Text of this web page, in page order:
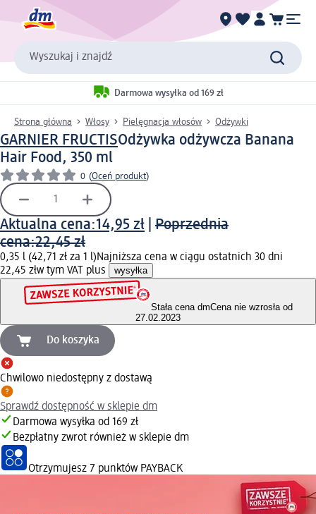
Wyszukaj i znajdź
Darmowa wysyłka od 169 zł
Strona główna Włosy Pielęgnacja włosów Odżywki
GARNIER FRUCTISOdżywka odżywcza Banana
Hair Food, 350 ml
0 (Oceń produkt)
Aktualna cena:14,95 zł
Poprzednia
cena:22,45 zł
0,35 l (42,71 zł za 1 l)Najniższa cena w ciągu ostatnich 30 dni
22,45 złw tym VAT plus wysyłka
Stała cena dmCena nie wzrosła od
27.02.2023
Do koszyka
Chwilowo niedostępny z dostawą
Sprawdź dostępność w sklepie dm
Darmowa wysyłka od 169 zł
Bezpłatny zwrot również w sklepie dm
Otrzymujesz 7 punktów PAYBACK